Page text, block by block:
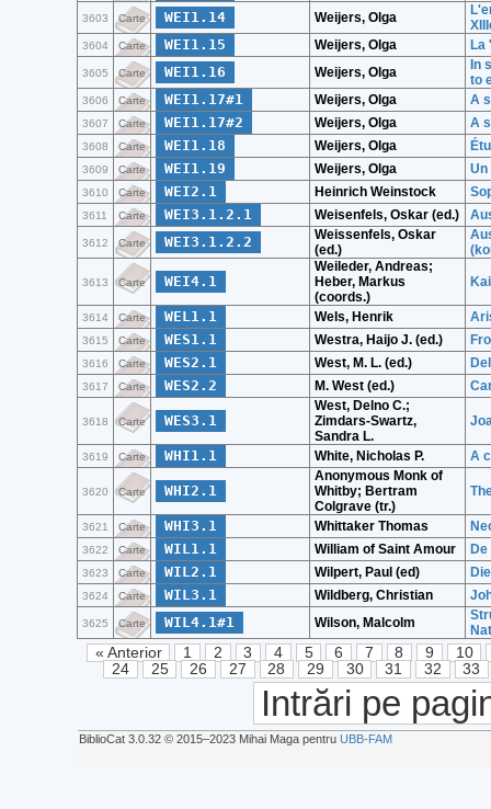
3603 Carte WEI1.14 Weijers, Olga
3604 Carte WEI1.15 Weijers, Olga La
3605 Carte WEI1.16 Weijers, Olga
In
to
3606 Carte WEI1.17#1 Weijers, Olga A
3607 Carte WEI1.17#2 Weijers, Olga A
3608 Carte WEI1.18 Weijers, Olga
3609 Carte WEI1.19 Weijers, Olga Un
3610 Carte WEI2.1 Heinrich Weinstock
3611 Carte WEI3.1.2.1 Weisenfels, Oskar (ed.)
3612 Carte WEI3.1.2.2
Weissenfels, Oskar
(ed.)
3613 Carte WEI4.1
Weileder, Andreas;
Heber, Markus
(coords.)
3614 Carte WEL1.1 Wels, Henrik
3615 Carte WES1.1 Westra, Haijo J. (ed.)
3616 Carte WES2.1 West, M. L. (ed.)
3617 Carte WES2.2 M. West (ed.)
3618 Carte WES3.1
West, Delno C.;
Zimdars-Swartz,
Sandra L.
3619 Carte WHI1.1 White, Nicholas P. A
3620 Carte WHI2.1
Anonymous Monk of
Whitby; Bertram
Colgrave (tr.)
3621 Carte WHI3.1 Whittaker Thomas
3622 Carte WIL1.1 William of Saint Amour
3623 Carte WIL2.1 Wilpert, Paul (ed)
3624 Carte WIL3.1 Wildberg, Christian
3625 Carte WIL4.1#1 Wilson, Malcolm
« Anterior 1 2 3 4 5 6 7 8 9
10
24
25 26 27 28 29 30 31 32 33
Intrări pe
BiblioCat 3.0.32 © 2015‒2023 Mihai Maga pentru UBB-FAM